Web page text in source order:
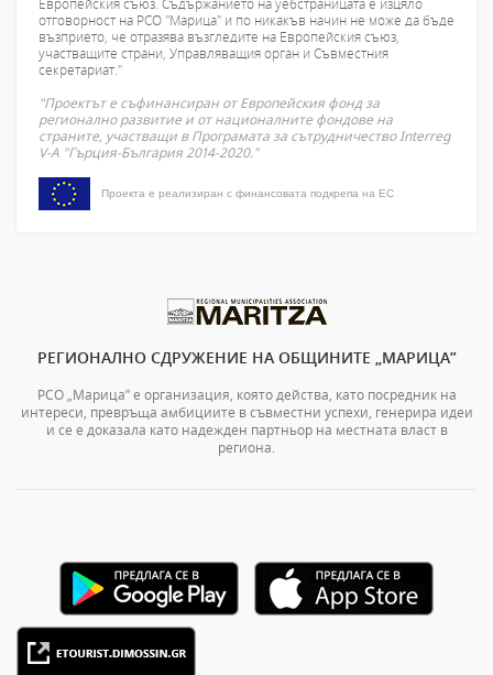
Европейския съюз. Съдържанието на уебстраницата е изцяло
отговорност на РСО "Марица" и по никакъв начин не може да бъде
възприето, че отразява възгледите на Европейския съюз,
участващите страни, Управляващия орган и Съвместния
секретариат."
"Проектът е съфинансиран от Европейския фонд за
регионално развитие и от националните фондове на
страните, участващи в Програмата за сътрудничество Interreg
V-A "Гърция-България 2014-2020."
Проекта е реализиран с финансовата подкрепа на ЕС
РЕГИОНАЛНО СДРУЖЕНИЕ НА ОБЩИНИТЕ „МАРИЦА”
РСО „Марица” е организация, която действа, като посредник на
интереси, превръща амбициите в съвместни успехи, генерира идеи
и се е доказала като надежден партньор на местната власт в
региона.